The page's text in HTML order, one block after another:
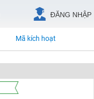
ĐĂNG NHẬP
Mã kích hoạt